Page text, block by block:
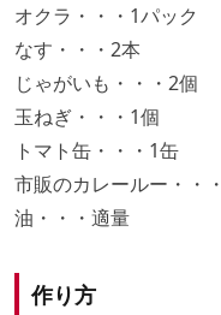
オクラ・・・1パック
なす・・・2本
じゃがいも・・・2個
玉ねぎ・・・1個
トマト缶・・・1缶
市販のカレールー・・
油・・・適量
作り方